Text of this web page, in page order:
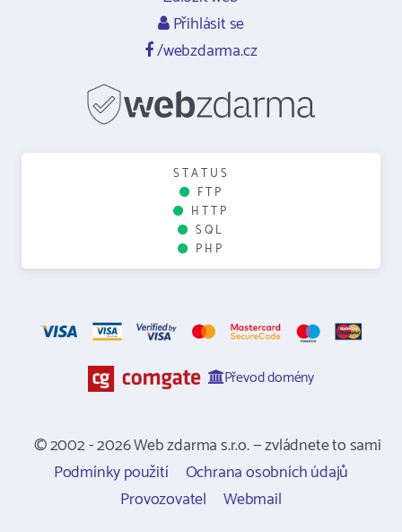
Přihlásit se
/webzdarma.cz
STATUS
FTP
HTTP
SQL
PHP
Převod domény
© 2002 - 2026 Web zdarma s.r.o. — zvládnete to sami
Podmínky použití
Ochrana osobních údajů
Provozovatel
Webmail